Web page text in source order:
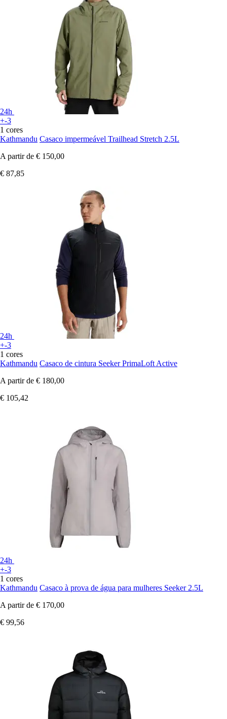
24h
+-3
1 cores
Kathmandu Casaco impermeável Trailhead Stretch 2.5L
A partir de € 150,00
€ 87,85
24h
+-3
1 cores
Kathmandu Casaco de cintura Seeker PrimaLoft Active
A partir de € 180,00
€ 105,42
24h
+-3
1 cores
Kathmandu Casaco à prova de água para mulheres Seeker 2.5L
A partir de € 170,00
€ 99,56